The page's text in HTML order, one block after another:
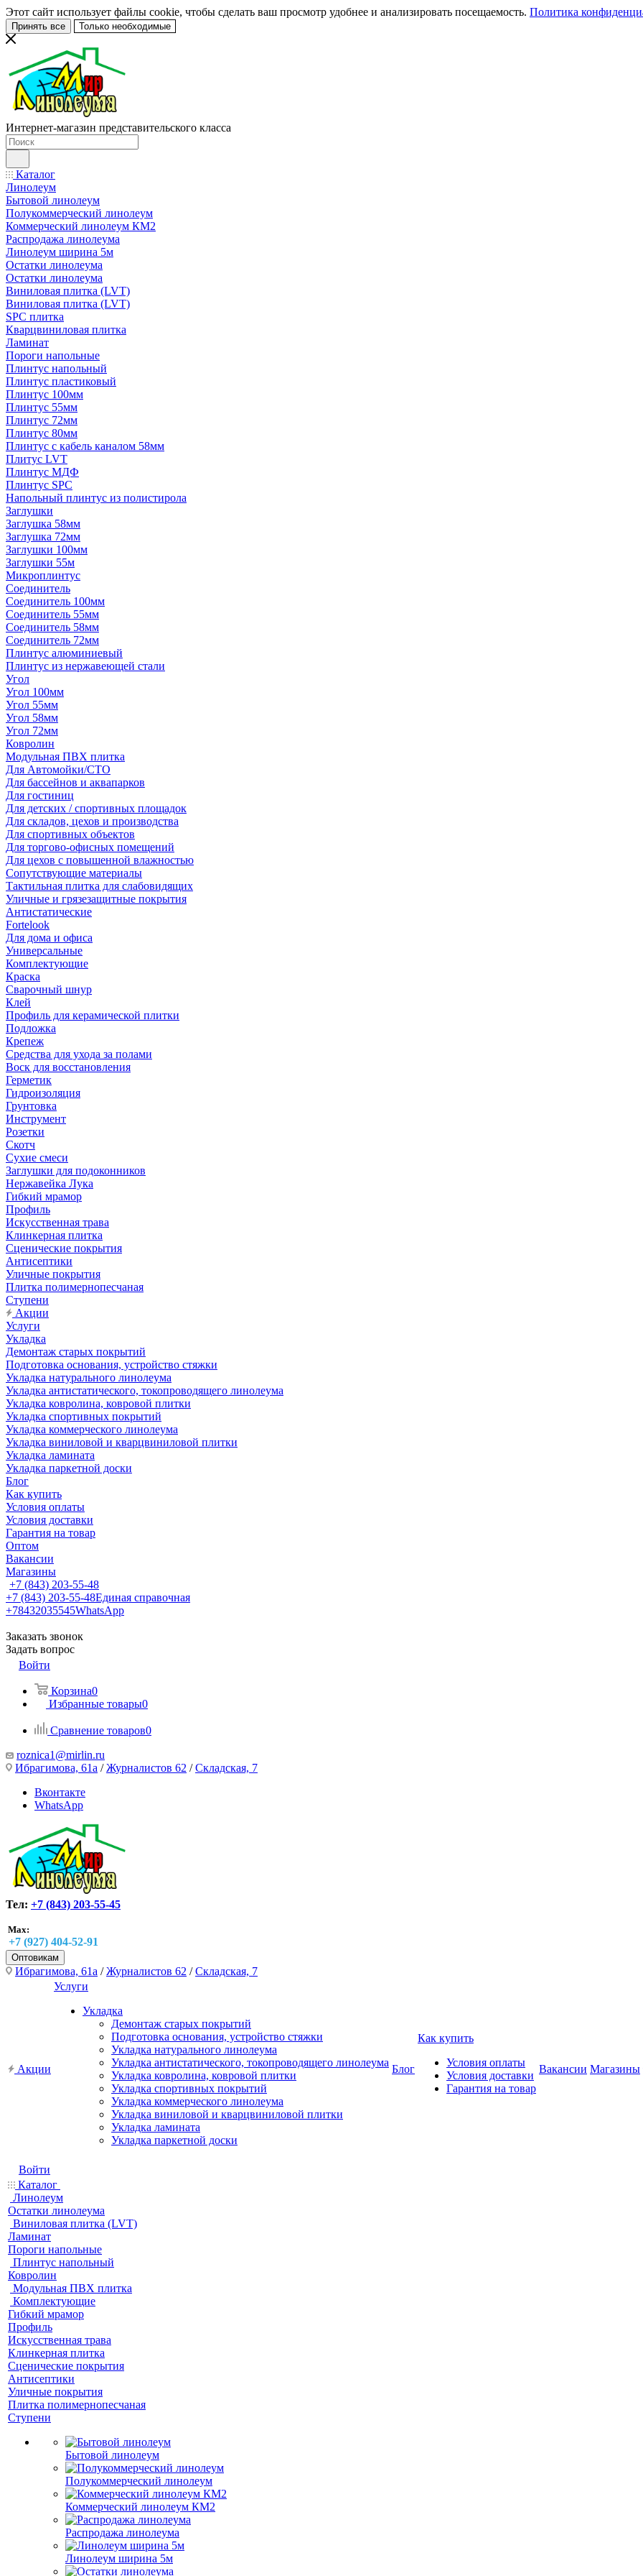
Этот сайт использует файлы cookie, чтобы сделать ваш просмотр удобнее и анализировать посещаемость. Политика
Принять все Только необходимые
Интернет-магазин представительского класса
Каталог
Линолеум
Бытовой линолеум
Полукоммерческий линолеум
Коммерческий линолеум КМ2
Распродажа линолеума
Линолеум ширина 5м
Остатки линолеума
Остатки линолеума
Виниловая плитка (LVT)
Виниловая плитка (LVT)
SPC плитка
Кварцвиниловая плитка
Ламинат
Пороги напольные
Плинтус напольный
Плинтус пластиковый
Плинтус 100мм
Плинтус 55мм
Плинтус 72мм
Плинтус 80мм
Плинтус с кабель каналом 58мм
Плитус LVT
Плинтус МДФ
Плинтус SPC
Напольный плинтус из полистирола
Заглушки
Заглушка 58мм
Заглушка 72мм
Заглушки 100мм
Заглушки 55м
Микроплинтус
Соединитель
Соединитель 100мм
Соединитель 55мм
Соединитель 58мм
Соединитель 72мм
Плинтус алюминиевый
Плинтус из нержавеющей стали
Угол
Угол 100мм
Угол 55мм
Угол 58мм
Угол 72мм
Ковролин
Модульная ПВХ плитка
Для Автомойки/СТО
Для бассейнов и аквапарков
Для гостиниц
Для детских / спортивных площадок
Для складов, цехов и производства
Для спортивных объектов
Для торгово-офисных помещений
Для цехов с повышенной влажностью
Сопутствующие материалы
Тактильная плитка для слабовидящих
Уличные и грязезащитные покрытия
Антистатические
Fortelook
Для дома и офиса
Универсальные
Комплектующие
Краска
Сварочный шнур
Клей
Профиль для керамической плитки
Подложка
Крепеж
Средства для ухода за полами
Воск для восстановления
Герметик
Гидроизоляция
Грунтовка
Инструмент
Розетки
Скотч
Сухие смеси
Заглушки для подоконников
Нержавейка Лука
Гибкий мрамор
Профиль
Искусственная трава
Клинкерная плитка
Сценические покрытия
Антисептики
Уличные покрытия
Плитка полимернопесчаная
Ступени
Акции
Услуги
Укладка
Демонтаж старых покрытий
Подготовка основания, устройство стяжки
Укладка натурального линолеума
Укладка антистатического, токопроводящего линолеума
Укладка ковролина, ковровой плитки
Укладка спортивных покрытий
Укладка коммерческого линолеума
Укладка виниловой и кварцвиниловой плитки
Укладка ламината
Укладка паркетной доски
Блог
Как купить
Условия оплаты
Условия доставки
Гарантия на товар
Оптом
Вакансии
Магазины
+7 (843) 203-55-48
+7 (843) 203-55-48Единая справочная
+78432035545WhatsApp
Заказать звонок
Задать вопрос
Войти
Корзина0
Избранные товары0
Сравнение товаров0
roznica1@mirlin.ru
Ибрагимова, 61а /Журналистов 62 /Складская, 7
Вконтакте
WhatsApp
Тел: +7 (843) 203-55-45
Max:
+7 (927) 404-52-91
Оптовикам
Ибрагимова, 61а /Журналистов 62 /Складская, 7
Акции
Услуги
Укладка
Демонтаж старых покрытий
Подготовка основания, устройство стяжки
Укладка натурального линолеума
Укладка антистатического, токопроводящего линолеума
Укладка ковролина, ковровой плитки
Укладка спортивных покрытий
Укладка коммерческого линолеума
Укладка виниловой и кварцвиниловой плитки
Укладка ламината
Укладка паркетной доски
Блог
Как купить
Условия оплаты
Условия доставки
Гарантия на товар
Вакансии Магазины
Войти
Каталог
Линолеум
Остатки линолеума
Виниловая плитка (LVT)
Ламинат
Пороги напольные
Плинтус напольный
Ковролин
Модульная ПВХ плитка
Комплектующие
Гибкий мрамор
Профиль
Искусственная трава
Клинкерная плитка
Сценические покрытия
Антисептики
Уличные покрытия
Плитка полимернопесчаная
Ступени
Бытовой линолеум
Полукоммерческий линолеум
Коммерческий линолеум КМ2
Распродажа линолеума
Линолеум ширина 5м